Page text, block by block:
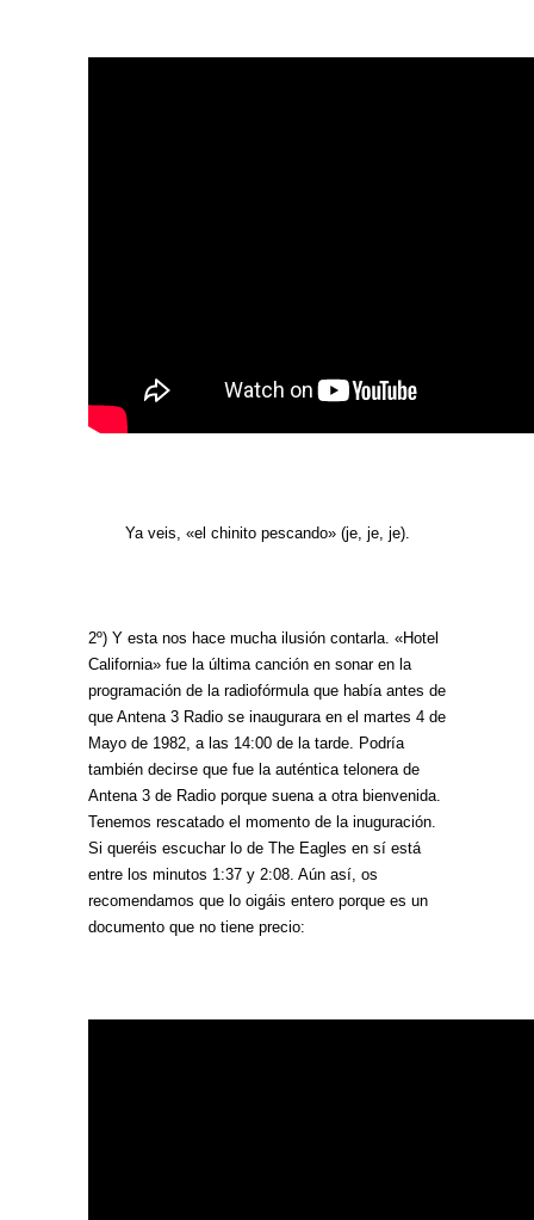
Ya veis, «el chinito pescando» (je, je, je).
2º) Y esta nos hace mucha ilusión contarla. «Hotel
California» fue la última canción en sonar en la
programación de la radiofórmula que había antes de
que Antena 3 Radio se inaugurara en el martes 4 de
Mayo de 1982, a las 14:00 de la tarde. Podría
también decirse que fue la auténtica telonera de
Antena 3 de Radio porque suena a otra bienvenida.
Tenemos rescatado el momento de la inuguración.
Si queréis escuchar lo de The Eagles en sí está
entre los minutos 1:37 y 2:08. Aún así, os
recomendamos que lo oigáis entero porque es un
documento que no tiene precio: